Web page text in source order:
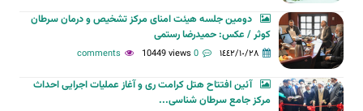
دومین جلسه هیئت امنای مرکز تشخیص و درمان سرطان
کوثر / عکس: حمیدرضا رستمی
١٤٤٢/١٠/٢٨ 0 comments
10449 views
آئین افتتاح هتل کرامت ری و آغاز عملیات اجرایی احداث
مرکز جامع سرطان شناسی...